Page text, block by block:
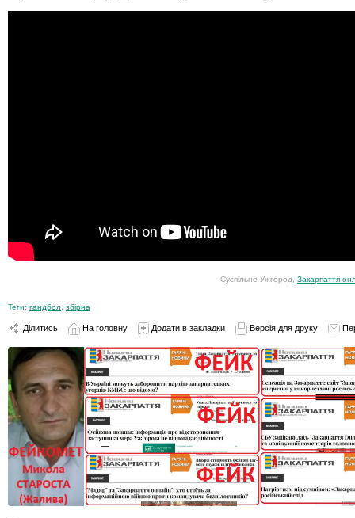
Суспільне Ужгород, Закарпаття
Теги: гандбол збірна
Ділитись На головну Додати в закладки Версія для друку